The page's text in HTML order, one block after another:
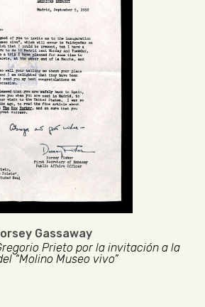
Gassaway
Prieto por la invitación a la
“Molino Museo vivo”